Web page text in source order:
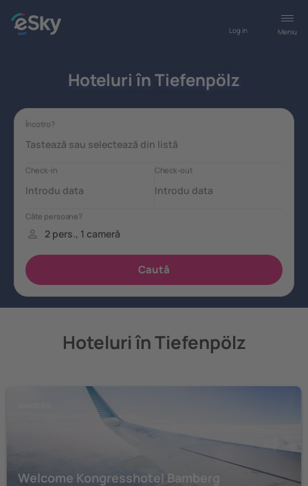
Meniu
Log in
Hoteluri în Tiefenpölz
Hoteluri în Tiefenpölz
Welcome Kongresshotel Bamberg